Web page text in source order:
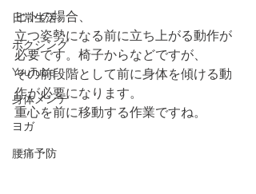
日常生活
ボクシング
YouTube
身体メンテ
ヨガ
腰痛予防
ヒトの場合、
立つ姿勢になる前に立ち上がる動作が
必要です。椅子からなどですが、
その前段階として前に身体を傾ける動
作が必要になります。
重心を前に移動する作業ですね。